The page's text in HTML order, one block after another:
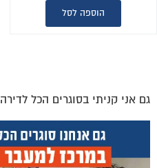
הוספה לסל
גם אני קניתי בסוגרים הכל לדירה